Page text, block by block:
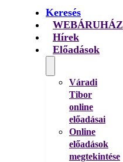
Keresés
WEBÁRUHÁZ
Hírek
Előadások
Váradi
Tibor
online
előadásai
Online
előadások
megtekintése